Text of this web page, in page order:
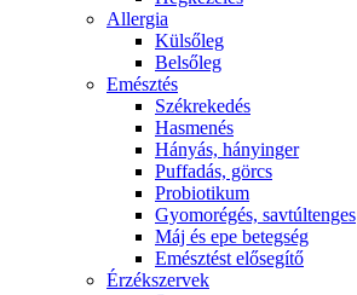
Allergia
Külsőleg
Belsőleg
Emésztés
Székrekedés
Hasmenés
Hányás, hányinger
Puffadás, görcs
Probiotikum
Gyomorégés, savtúltenges
Máj és epe betegség
Emésztést elősegítő
Érzékszervek